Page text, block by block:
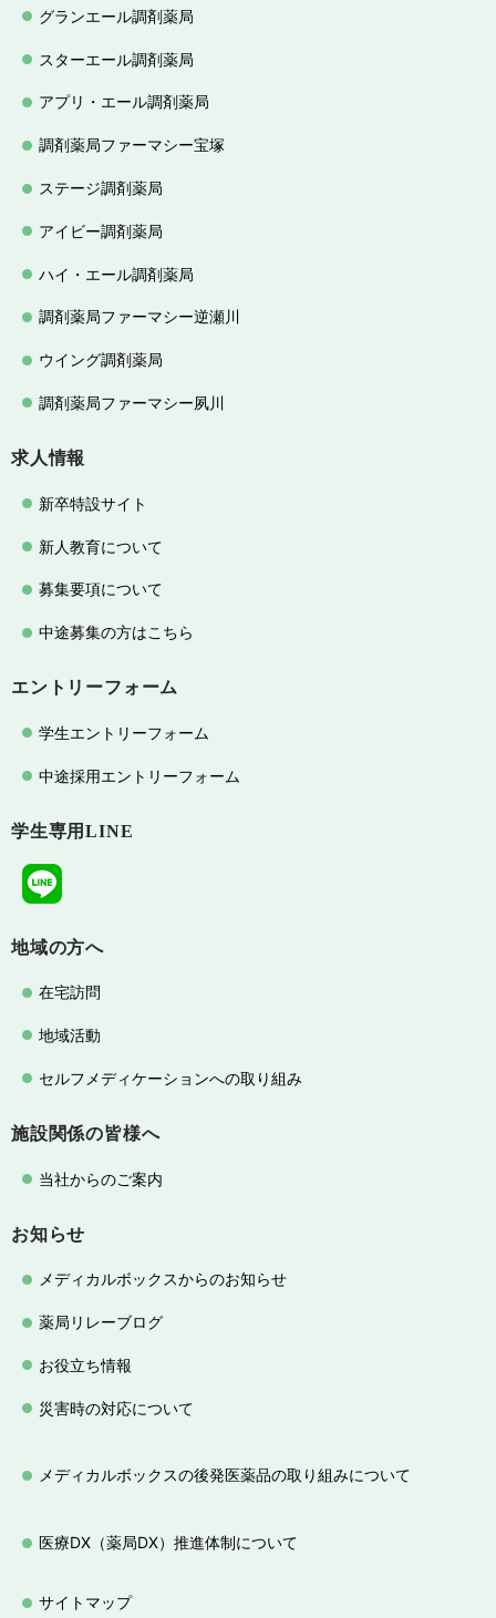
グランエール調剤薬局
スターエール調剤薬局
アプリ・エール調剤薬局
調剤薬局ファーマシー宝塚
ステージ調剤薬局
アイビー調剤薬局
ハイ・エール調剤薬局
調剤薬局ファーマシー逆瀬川
ウイング調剤薬局
調剤薬局ファーマシー夙川
求人情報
新卒特設サイト
新人教育について
募集要項について
中途募集の方はこちら
エントリーフォーム
学生エントリーフォーム
中途採用エントリーフォーム
学生専用LINE
地域の方へ
在宅訪問
地域活動
セルフメディケーションへの取り組み
施設関係の皆様へ
当社からのご案内
お知らせ
メディカルボックスからのお知らせ
薬局リレーブログ
お役立ち情報
災害時の対応について
メディカルボックスの後発医薬品の取り組みについて
医療DX（薬局DX）推進体制について
サイトマップ